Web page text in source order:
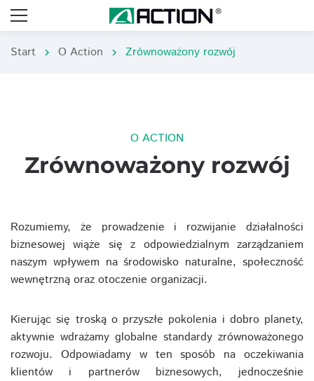
Start chevron_right O Action chevron_right Zrównoważony rozwój
O ACTION
Zrównoważony rozwój
Rozumiemy, że prowadzenie i rozwijanie działalności
biznesowej wiąże się z odpowiedzialnym zarządzaniem
naszym wpływem na środowisko naturalne, społeczność
wewnętrzną oraz otoczenie organizacji.
Kierując się troską o przyszłe pokolenia i dobro planety,
aktywnie wdrażamy globalne standardy zrównoważonego
rozwoju. Odpowiadamy w ten sposób na oczekiwania
klientów i partnerów biznesowych, jednocześnie